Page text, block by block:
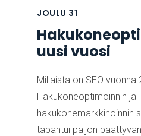
JOULU 31
uusi vuosi
Millaista on SEO vuonna
Hakukoneoptimoinnin ja
hakukonemarkkinoinnin
tapahtui paljon